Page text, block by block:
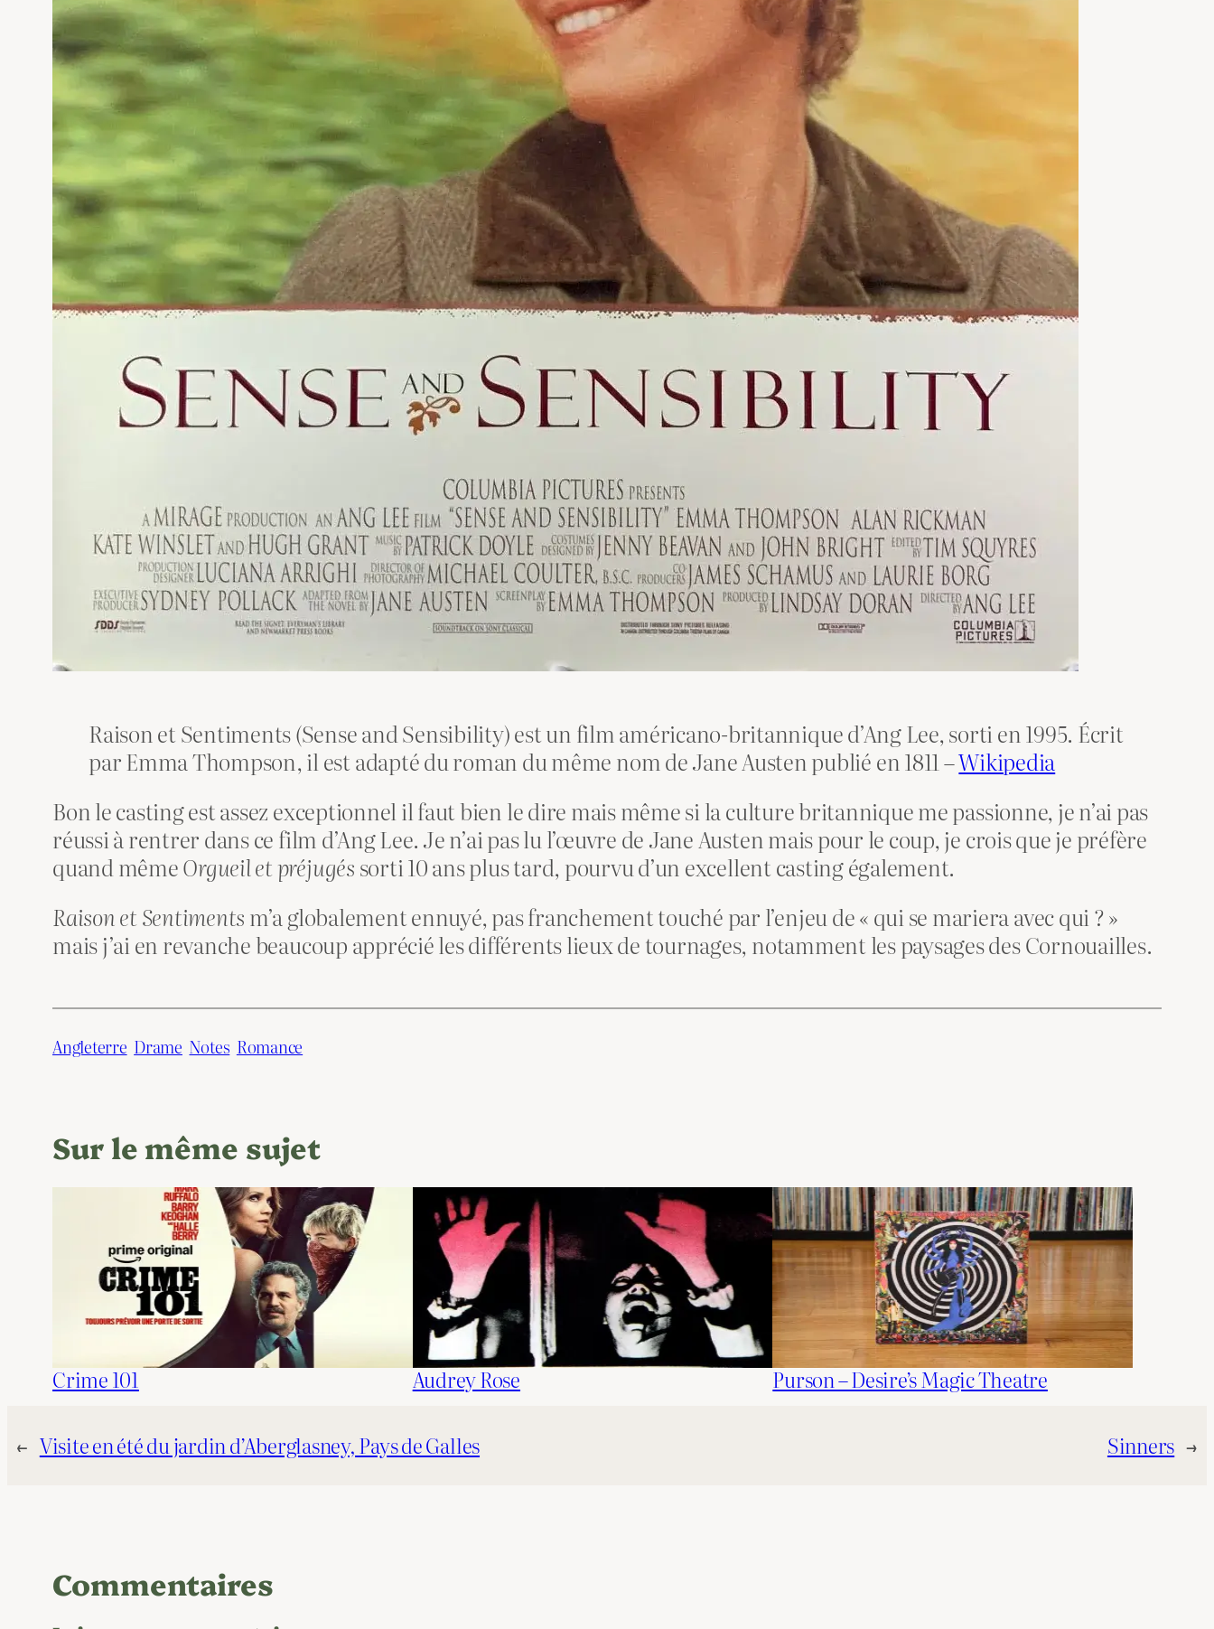
Raison et Sentiments (Sense and Sensibility) est un film américano-britannique d’Ang Lee, sorti en 1995. Écrit
par Emma Thompson, il est adapté du roman du même nom de Jane Austen publié en 1811 –Wikipedia
Bon le casting est assez exceptionnel il faut bien le dire mais même si la culture britannique me passionne, je n’ai pas
réussi à rentrer dans ce film d’Ang Lee. Je n’ai pas lu l’œuvre de Jane Austen mais pour le coup, je crois que je préfère
quand mêmeOrgueil et préjugés sorti 10 ans plus tard, pourvu d’un excellent casting également.
Raison et Sentiments m’a globalement ennuyé, pas franchement touché par l’enjeu de « qui se mariera avec qui ? »
mais j’ai en revanche beaucoup apprécié les différents lieux de tournages, notamment les paysages des Cornouailles.
Angleterre Drame Notes Romance
Sur le même sujet
Crime 101 Audrey Rose Purson – Desire’s Magic Theatre
← Visite en été du jardin d’Aberglasney, Pays de Galles Sinners →
Commentaires